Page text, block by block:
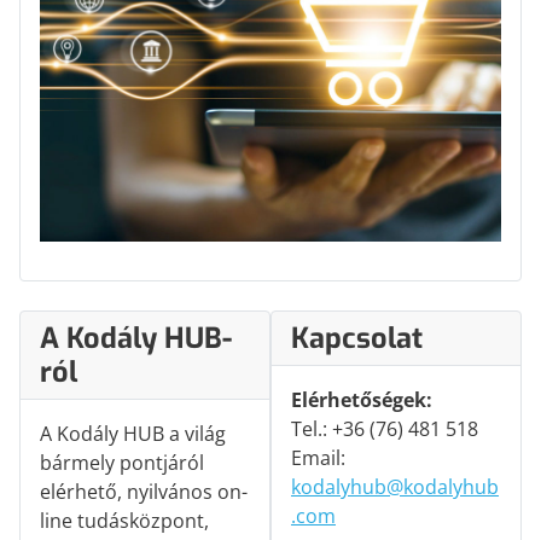
A Kodály HUB-
ról
A Kodály HUB a világ
bármely pontjáról
elérhető, nyilvános on-
line tudásközpont,
Kapcsolat
Elérhetőségek:
Tel.: +36 (76) 481 518
Email:
kodalyhub@kodalyhub
.com